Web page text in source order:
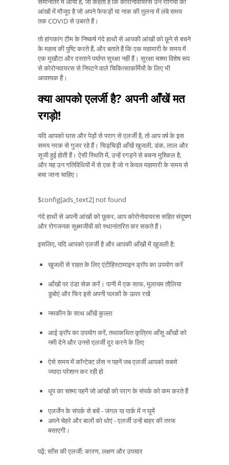
आंखों में मौजूद है जो अपने फेफड़ों या नाक की तुलना में लंबे समय
तक COVID से उबरते हैं।
तो हांगकांग टीम के निष्कर्ष गंदे हाथों से आपकी आंखों को छूने से बचने
के महत्व की पुष्टि करते हैं, और बताते हैं कि एक महामारी के समय में
एक मुखौटा और दस्ताने पर्याप्त सुरक्षा नहीं हैं। सुरक्षा चश्मा विशेष रूप
से कोरोनवायरस से निपटने वाले चिकित्साकर्मियों के लिए भी
आवश्यक हैं।
क्या आपको एलर्जी है? अपनी आँखें मत
रगड़ो!
यदि आपको घास और पेड़ों से पराग से एलर्जी है, तो आप वर्ष के इस
समय नरक से गुजर रहे हैं। चिड़चिड़ी आँखें खुजली, डंक, लाल और
सूजी हुई होती हैं। ऐसी स्थिति में, उन्हें रगड़ने से बचना मुश्किल है,
और यह उन गतिविधियों में से एक है जो न केवल महामारी के समय से
बचा जाना चाहिए।
$config[ads_text2] not found
गंदे हाथों से अपनी आंखों को छूकर, आप कोरोनोवायरस सहित संदूषण
और रोगजनक सूक्ष्मजीवों को स्थानांतरित कर सकते हैं।
इसलिए, यदि आपको एलर्जी है और आपकी आँखों में खुजली है:
खुजली से राहत के लिए एंटीहिस्टामाइन ड्रॉप का उपयोग करें
आँखों पर ठंडा सेक करें। पानी में एक साफ, मुलायम तौलिया
डुबोएं और फिर इसे अपनी पलकों के ऊपर रखें
नमकीन के साथ आँखें कुल्ला
आई ड्रॉप का उपयोग करें, तथाकथित कृत्रिम आँसू आँखों को
नमी देने और उनसे एलर्जी दूर करने के लिए
ऐसे समय में कॉन्टेक्ट लेंस न पहनें जब एलर्जी आपको सबसे
ज्यादा परेशान कर रही हो
धूप का चश्मा पहनें जो आंखों को पराग के संपर्क को कम करते हैं
एलर्जेन के संपर्क से बचें - जंगल या पार्क में न घूमें
अपने चेहरे और बालों को धोएं - एलर्जी उन्हें बाहर की तरफ
बसाएगी।
पढ़ें: साँस की एलर्जी: कारण, लक्षण और उपचार